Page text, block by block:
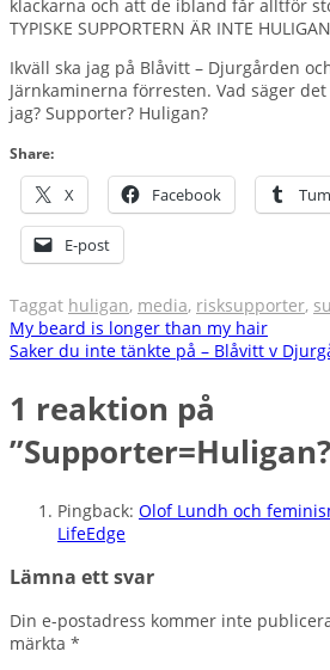
klackarna och att de ibland får alltför
TYPISKE SUPPORTERN ÄR INTE
Ikväll ska jag på Blåvitt – Djurgården
Järnkaminerna förresten. Vad säger
jag? Supporter? Huligan?
Share:
X Facebook
E-post
Taggat huligan, media, risksupporter,
Inläggsnavigering
My beard is longer than my hair
Saker du inte tänkte på – Blåvitt v
1 reaktion på
”Supporter=Huligan?
Pingback: Olof Lundh och
LifeEdge
Lämna ett svar
Din e-postadress kommer inte
märkta *